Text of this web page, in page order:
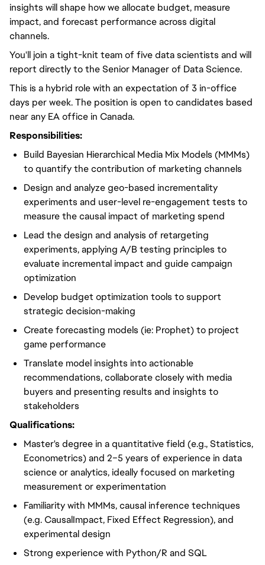
insights will shape how we allocate budget, measure
impact, and forecast performance across digital
channels.
You'll join a tight-knit team of five data scientists and will
report directly to the Senior Manager of Data Science.
This is a hybrid role with an expectation of 3 in-office
days per week. The position is open to candidates based
near any EA office in Canada.
Responsibilities:
Build Bayesian Hierarchical Media Mix Models (MMMs)
to quantify the contribution of marketing channels
Design and analyze geo-based incrementality
experiments and user-level re-engagement tests to
measure the causal impact of marketing spend
Lead the design and analysis of retargeting
experiments, applying A/B testing principles to
evaluate incremental impact and guide campaign
optimization
Develop budget optimization tools to support
strategic decision-making
Create forecasting models (ie: Prophet) to project
game performance
Translate model insights into actionable
recommendations, collaborate closely with media
buyers and presenting results and insights to
stakeholders
Qualifications:
Master's degree in a quantitative field (e.g., Statistics,
Econometrics) and 2–5 years of experience in data
science or analytics, ideally focused on marketing
measurement or experimentation
Familiarity with MMMs, causal inference techniques
(e.g. CausalImpact, Fixed Effect Regression), and
experimental design
Strong experience with Python/R and SQL